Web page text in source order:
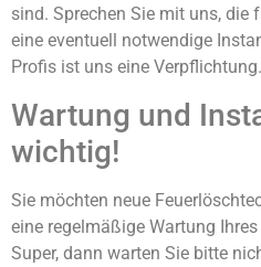
sind. Sprechen Sie mit uns, die
eine eventuell notwendige
Profis ist uns eine Verpflichtung.
Wartung und
wichtig!
Sie möchten neue
eine regelmäßige Wartung
Super, dann warten Sie bitte